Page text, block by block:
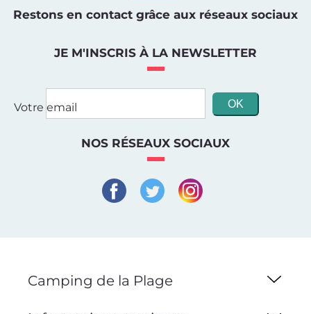
Restons en contact grâce aux réseaux sociaux
JE M'INSCRIS À LA NEWSLETTER
Votre email
NOS RÉSEAUX SOCIAUX
Camping de la Plage